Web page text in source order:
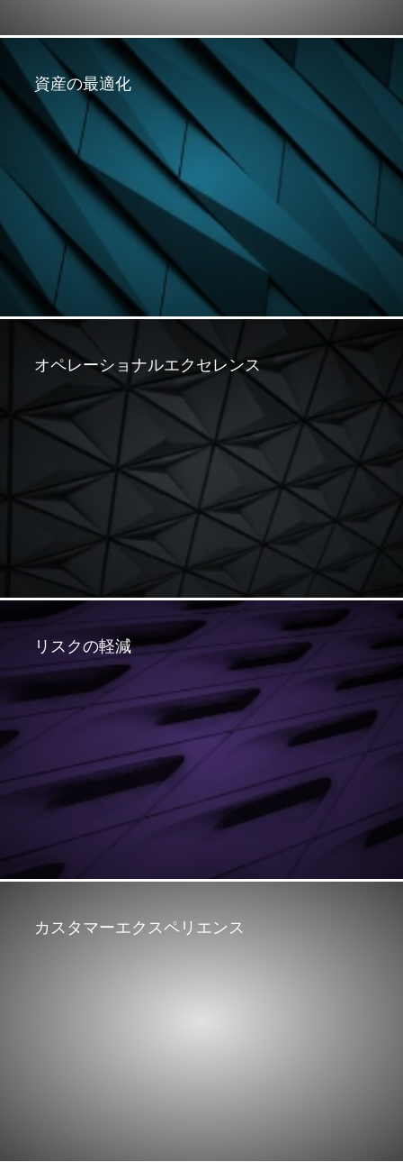
資産の最適化
オペレーショナルエクセレンス
リスクの軽減
カスタマーエクスペリエンス